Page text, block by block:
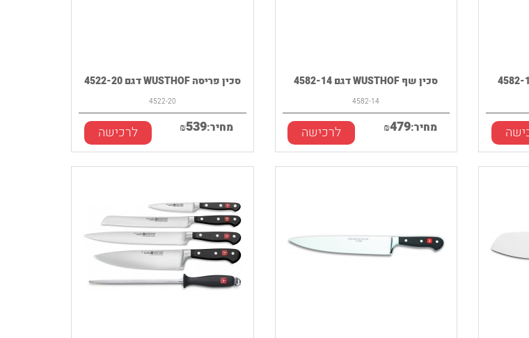
סכין פריסה WUSTHOF דגם 4522-20
4522-20
מחיר: ₪539 לרכישה
סכין שף WUSTHOF דגם 4582-14
4582-14
מחיר: ₪479 לרכישה